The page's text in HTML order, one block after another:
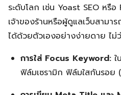
ระดับโลก เช่น Yoast SEO หรื
เจ้าของร้านหรือผู้ดูแลเว็บสาม
ได้ด้วยตัวเองอย่างง่ายดาย ไม่ว่
การใส่ Focus Keyword: ใ
ฟิล์มเซรามิก ฟิล์มใสกันรอย